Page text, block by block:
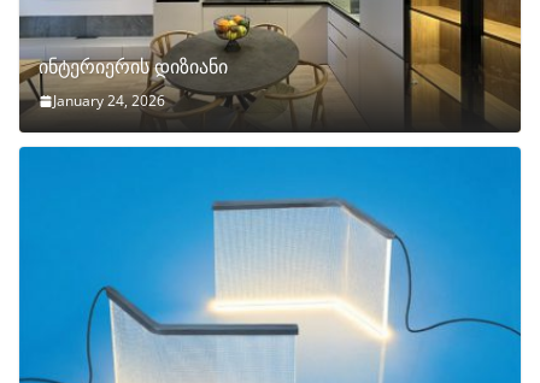
ინტერიერის დიზიანი
January 24, 2026